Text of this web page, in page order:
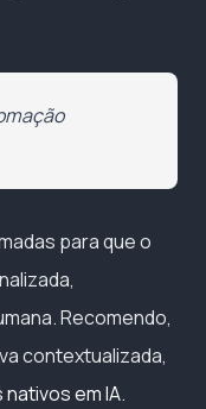
para que o
Recomendo,
contextualizada,
em IA.